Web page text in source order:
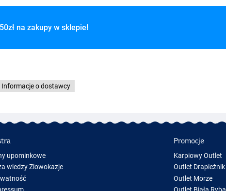
na zakupy w sklepie!
Informacje o dostawcy
upominkowe
wiedzy Zlowokazje
Promocje
Karpiowy Outlet
Outlet Drapieżnik
Outlet Morze